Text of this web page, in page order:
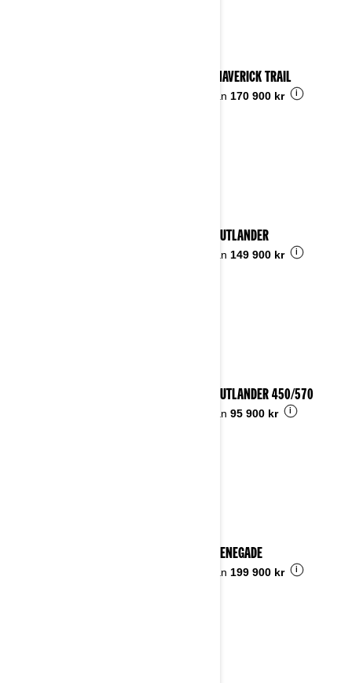
2023 MAVERICK TRAIL
Pris från 170 900 kr i
2023 OUTLANDER
Pris från 149 900 kr i
2023 OUTLANDER 450/570
Pris från 95 900 kr i
2023 RENEGADE
Pris från 199 900 kr i